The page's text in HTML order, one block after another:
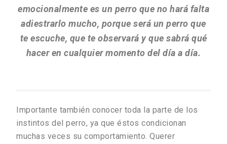
emocionalmente es un perro que no hará falta
adiestrarlo mucho, porque será un perro que
te escuche, que te observará y que sabrá qué
hacer en cualquier momento del día a día.
Importante también conocer toda la parte de los
instintos del perro, ya que éstos condicionan
muchas veces su comportamiento. Querer